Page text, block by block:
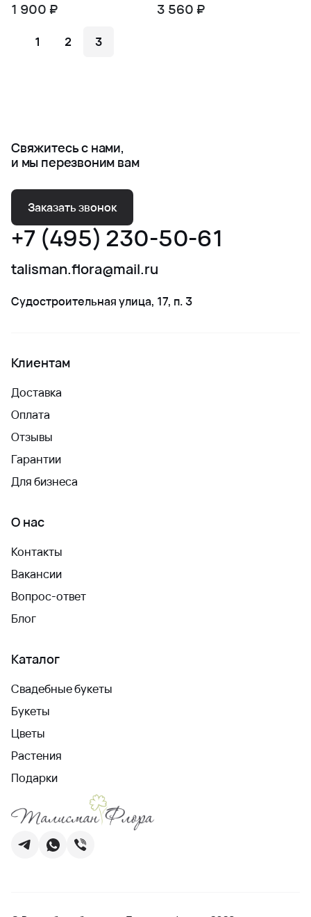
1 900 ₽ 3 560 ₽
1 2 3
Свяжитесь с нами,
и мы перезвоним вам
Заказать звонок
+7 (495) 230-50-61
talisman.flora@mail.ru
Судостроительная улица, 17, п. 3
Клиентам
Доставка
Оплата
Отзывы
Гарантии
Для бизнеса
О нас
Контакты
Вакансии
Вопрос-ответ
Блог
Каталог
Свадебные букеты
Букеты
Цветы
Растения
Подарки